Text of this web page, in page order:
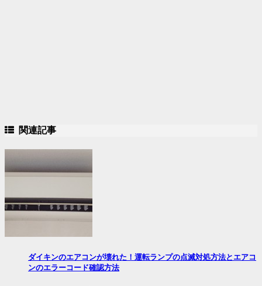
関連記事
ダイキンのエアコンが壊れた！運転ランプの点滅対処方法とエアコ
ンのエラーコード確認方法